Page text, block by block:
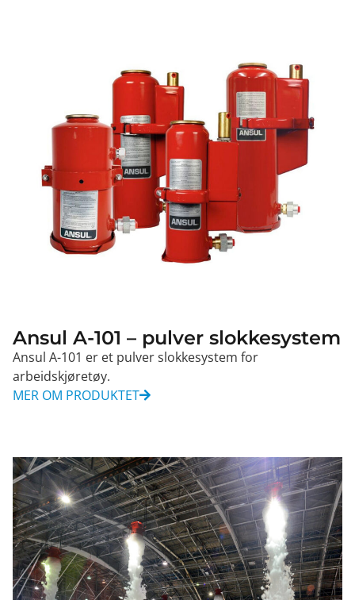
Ansul A-101 – pulver slokkesystem
Ansul A-101 er et pulver slokkesystem for
arbeidskjøretøy.
MER OM PRODUKTET